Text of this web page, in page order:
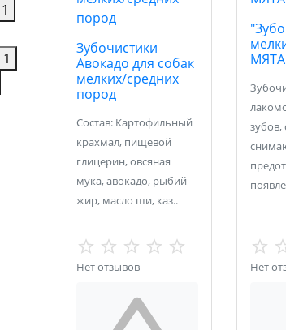
1
1
Зубочистики
Авокадо для собак
мелких/средних
пород
Состав: Картофильный
крахмал, пищевой
глицерин, овсяная
мука, авокадо, рыбий
жир, масло ши, каз..
Нет отзывов
МЯТА
зубов,
Нет